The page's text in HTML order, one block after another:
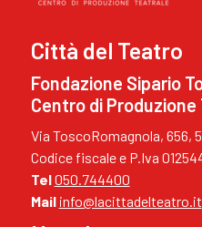
Città del Teatro
Fondazione Sipario
Centro di
Via ToscoRomagnola, 656,
Codice fiscale e P.Iva
Tel050.744400
Mail info@lacittadelteatro.it